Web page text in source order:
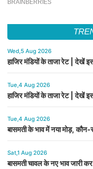
Wed,5 Aug 2026
हाजिर मंडियों के ताजा रेट | देखें इस
Tue,4 Aug 2026
हाजिर मंडियों के ताजा रेट | देखें इस
Tue,4 Aug 2026
बासमती के भाव में नया मोड़,
Sat,1 Aug 2026
बासमती चावल के नए भाव जारी